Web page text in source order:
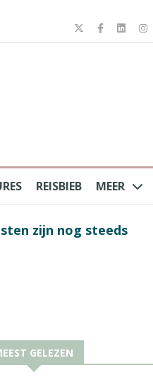
REISBIEB MEER
zijn nog steeds
GELEZEN